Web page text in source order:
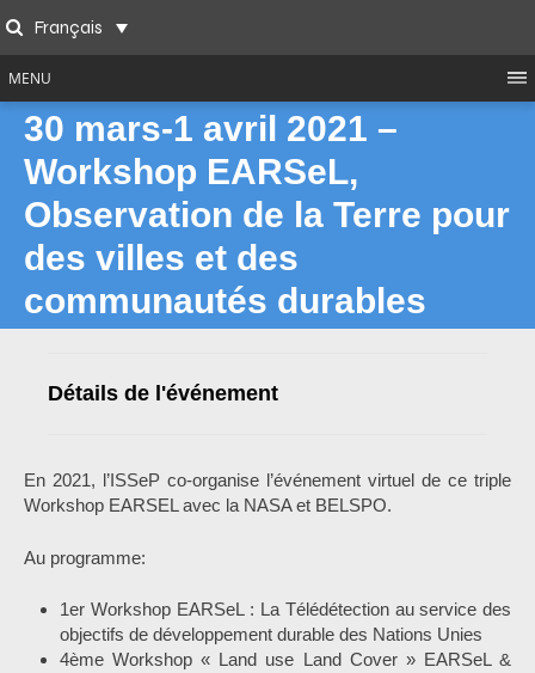
to
content
SearchFrançais
MENU
30 mars-1 avril 2021 –
Workshop EARSeL,
Observation de la Terre pour
des villes et des
communautés durables
Détails de l'événement
En 2021, l’ISSeP co-organise l’événement virtuel de ce triple
Workshop EARSEL avec la NASA et BELSPO.
Au programme:
1er Workshop EARSeL : La Télédétection au service des
objectifs de développement durable des Nations Unies
4ème Workshop « Land use Land Cover » EARSeL &